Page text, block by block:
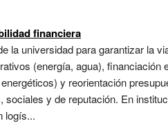
financiera
la universidad para garantizar la
(energía, agua),
y reorientación
sociales y de reputación. En
logís...